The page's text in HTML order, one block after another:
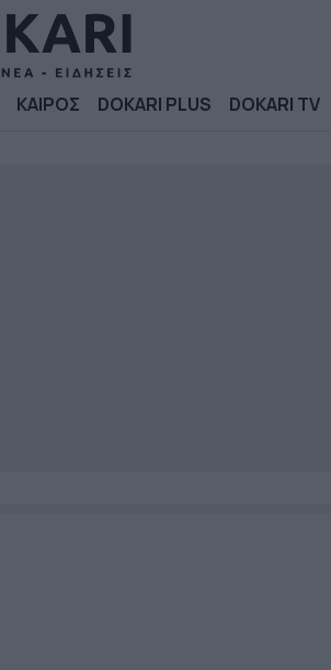
ΚΑΙΡΟΣ DOKARI PLUS DOKARI TV